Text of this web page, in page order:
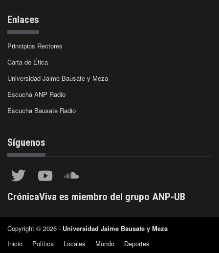
Enlaces
Principios Rectores
Carta de Ética
Universidad Jaime Bausate y Meza
Escucha ANP Radio
Escucha Bausate Radio
Síguenos
CrónicaViva es miembro del grupo ANP-UB
Copyright © 2026 - Universidad Jaime Bausate y Meza
Inicio
Política Locales Mundo
Deportes